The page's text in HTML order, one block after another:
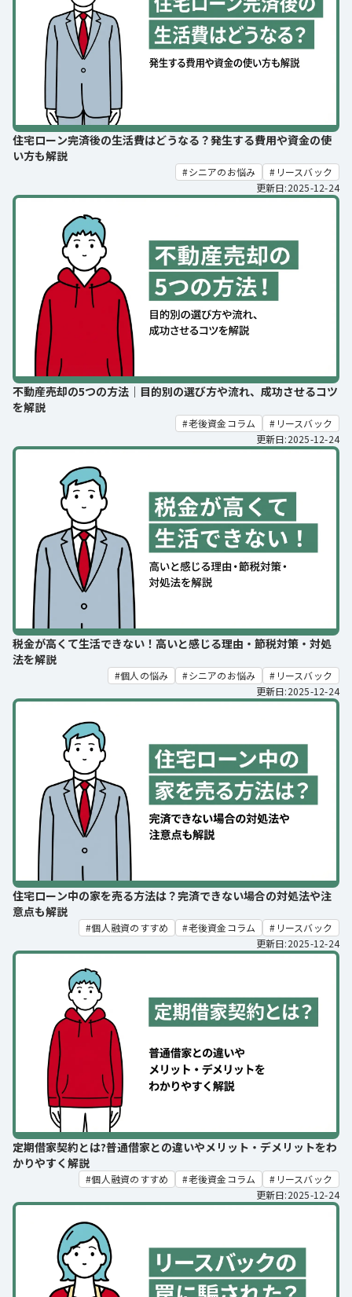
住宅ローン完済後の生活費はどうなる？発生する費用や資金の使
い方も解説
シニアのお悩み
リースバック
更新日:2025-12-24
不動産売却の5つの方法｜目的別の選び方や流れ、成功させるコツ
を解説
老後資金コラム
リースバック
更新日:2025-12-24
税金が高くて生活できない！高いと感じる理由・節税対策・対処
法を解説
個人の悩み シニアのお悩み
リースバック
更新日:2025-12-24
住宅ローン中の家を売る方法は？完済できない場合の対処法や注
意点も解説
個人融資のすすめ 老後資金コラム
リースバック
更新日:2025-12-24
定期借家契約とは?普通借家との違いやメリット・デメリットをわ
かりやすく解説
個人融資のすすめ 老後資金コラム
リースバック
更新日:2025-12-24